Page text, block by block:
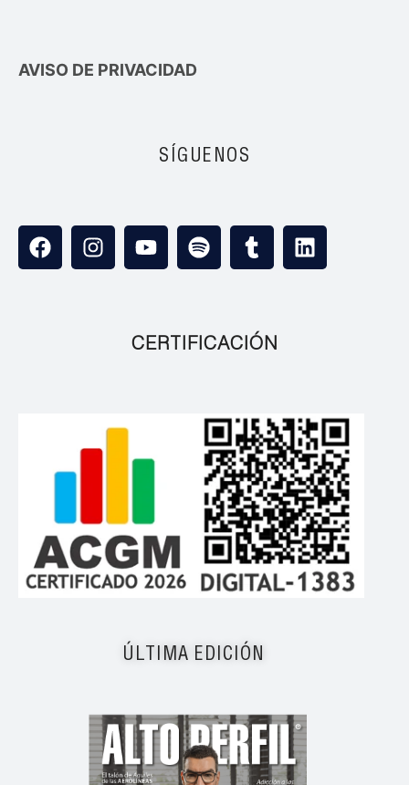
AVISO DE PRIVACIDAD
SÍGUENOS
CERTIFICACIÓN
ÚLTIMA EDICIÓN